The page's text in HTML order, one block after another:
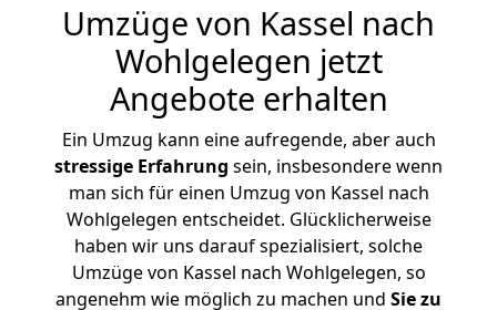
Umzüge von Kassel nach
Wohlgelegen jetzt
Angebote erhalten
Ein Umzug kann eine aufregende, aber auch
stressige Erfahrung sein, insbesondere wenn
man sich für einen Umzug von Kassel nach
Wohlgelegen entscheidet. Glücklicherweise
haben wir uns darauf spezialisiert, solche
Umzüge von Kassel nach Wohlgelegen, so
angenehm wie möglich zu machen und Sie zu